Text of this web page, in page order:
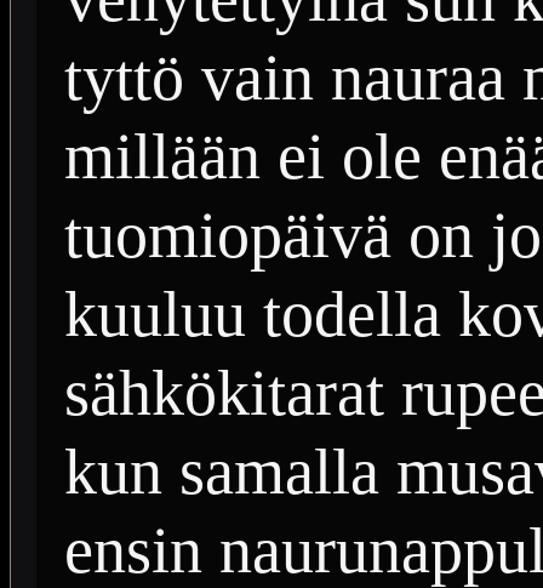
tyttö vain nauraa
millään ei ole
tuomiopäivä on
kuuluu todella
sähkökitarat
kun samalla
ensin